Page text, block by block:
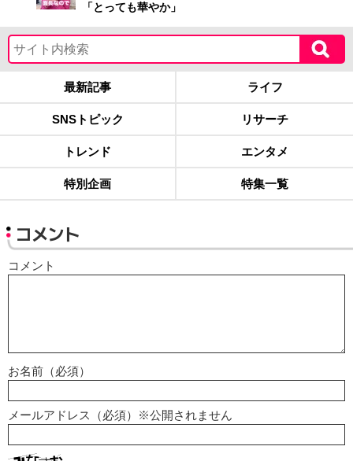
「とっても華やか」
最新記事 ライフ
SNSトピック リサーチ
トレンド エンタメ
特別企画 特集一覧
コメント
コメント
お名前（必須）
メールアドレス（必須）※公開されません